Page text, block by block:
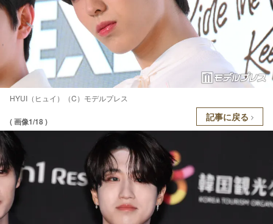
HYUI（ヒュイ）（C）モデルプレス
( 画像1/18 ) 記事に戻る